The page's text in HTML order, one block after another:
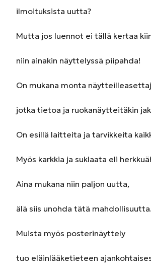
ilmoituksista uutta?
Mutta jos luennot ei tällä kertaa
niin ainakin näyttelyssä piipahda!
On mukana monta
jotka tietoa ja ruokanäytteitäkin
On esillä laitteita ja tarvikkeita
Myös karkkia ja suklaata eli
Aina mukana niin paljon uutta,
älä siis unohda tätä mahdollisuutta.
Muista myös posterinäyttely
tuo eläinlääketieteen